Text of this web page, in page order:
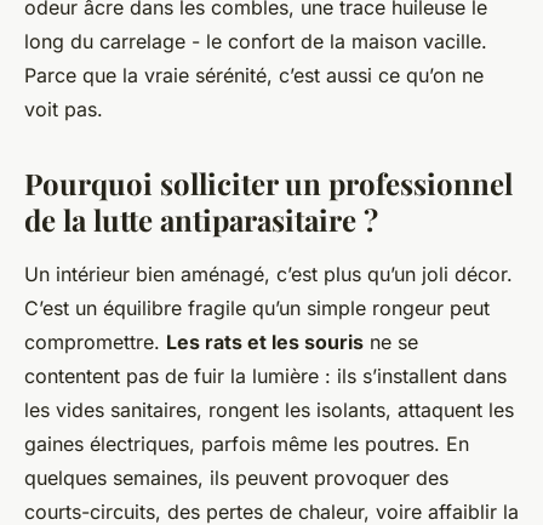
odeur âcre dans les combles, une trace huileuse le
long du carrelage - le confort de la maison vacille.
Parce que la vraie sérénité, c’est aussi ce qu’on ne
voit pas.
Pourquoi solliciter un professionnel
de la lutte antiparasitaire ?
Un intérieur bien aménagé, c’est plus qu’un joli décor.
C’est un équilibre fragile qu’un simple rongeur peut
compromettre. Les rats et les souris ne se
contentent pas de fuir la lumière : ils s’installent dans
les vides sanitaires, rongent les isolants, attaquent les
gaines électriques, parfois même les poutres. En
quelques semaines, ils peuvent provoquer des
courts-circuits, des pertes de chaleur, voire affaiblir la